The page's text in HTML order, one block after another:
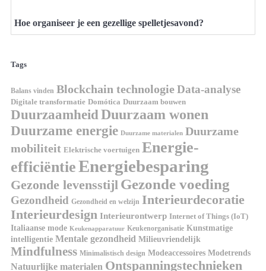
Hoe organiseer je een gezellige spelletjesavond?
Tags
Balans vinden Blockchain technologieData-analyse
Digitale transformatie Domótica Duurzaam bouwen
DuurzaamheidDuurzaam wonen
Duurzame energie Duurzame materialen Duurzame
mobiliteit Elektrische voertuigen Energie-
efficiëntieEnergiebesparing
Gezonde levensstijl Gezonde voeding
Gezondheid Gezondheid en welzijn Interieurdecoratie
Interieurdesign Interieurontwerp Internet of Things (IoT)
Italiaanse mode Keukenapparatuur Keukenorganisatie Kunstmatige
intelligentie Mentale gezondheid Milieuvriendelijk
Mindfulness Minimalistisch design Modeaccessoires Modetrends
Natuurlijke materialen Ontspanningstechnieken